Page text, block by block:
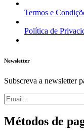
Termos e
Política de
Newsletter
Subscreva a newsletter
Métodos de